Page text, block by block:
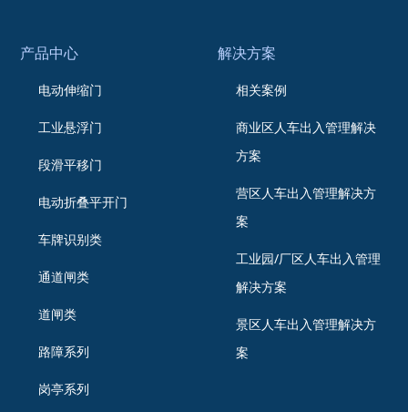
产品中心
电动伸缩门
工业悬浮门
段滑平移门
电动折叠平开门
车牌识别类
通道闸类
道闸类
路障系列
岗亭系列
解决方案
相关案例
商业区人车出入管理解决
方案
营区人车出入管理解决方
案
工业园/厂区人车出入管理
解决方案
景区人车出入管理解决方
案